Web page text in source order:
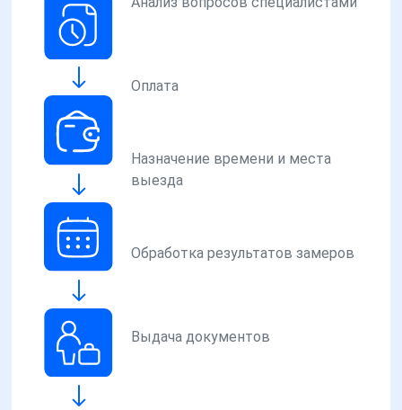
Оплата
Назначение времени и места
выезда
Обработка результатов замеров
Выдача документов